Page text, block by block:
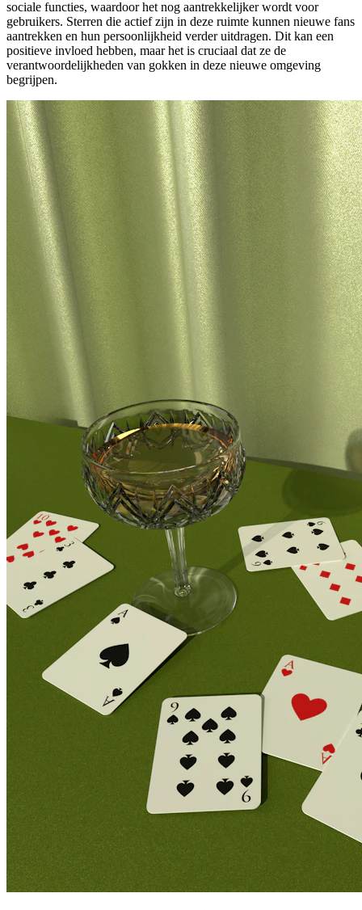
sociale functies, waardoor het nog aantrekkelijker wordt voor
gebruikers. Sterren die actief zijn in deze ruimte kunnen nieuwe fans
aantrekken en hun persoonlijkheid verder uitdragen. Dit kan een
positieve invloed hebben, maar het is cruciaal dat ze de
verantwoordelijkheden van gokken in deze nieuwe omgeving
begrijpen.